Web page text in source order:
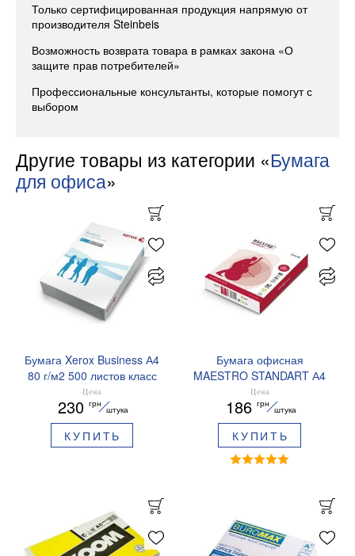
Только сертифицированная продукция напрямую от
производителя Steinbeis
Возможность возврата товара в рамках закона «О
защите прав потребителей»
Профессиональные консультанты, которые помогут с
выбором
Другие товары из категории «Бумага
для офиса»
Бумага Xerox Business А4
80 г/м2 500 листов класс
B A4.80.Xerox.Business
Цена
230 грн
штука
КУПИТЬ
Бумага офисная
MAESTRO STANDART А4
80 г/м2 500 листов класс B
A4.80.Maestro.Standart.plus
Цена
186 грн
штука
КУПИТЬ